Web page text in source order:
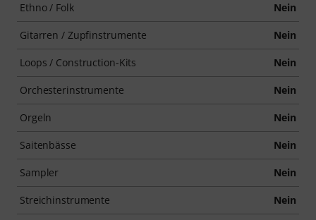
Ethno / Folk Nein
Gitarren / Zupfinstrumente Nein
Loops / Construction-Kits Nein
Orchesterinstrumente Nein
Orgeln Nein
Saitenbässe Nein
Sampler Nein
Streichinstrumente Nein